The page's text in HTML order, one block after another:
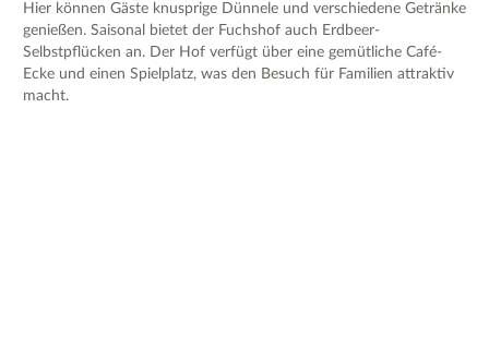
Hier können Gäste knusprige Dünnele und verschiedene Getränke
genießen. Saisonal bietet der Fuchshof auch Erdbeer-
Selbstpflücken an. Der Hof verfügt über eine gemütliche Café-
Ecke und einen Spielplatz, was den Besuch für Familien attraktiv
macht.